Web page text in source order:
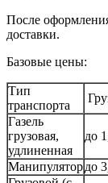
После
доставки.
Базовые цены:
Тип
транспорта
Газель
грузовая,
удлиненная
до
Манипулятордо